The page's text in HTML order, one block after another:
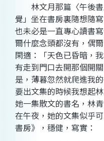
林文月那篇〈午後書
覺」坐在書房裏隨想隨
也未必是一直專心讀書
爾什麼念頭都沒有，偶
閑適：「天色已昏暗，
有走到門口去開那個開
是，薄暮忽然就爬進我
要出文集的時候我想起
她一集散文的書名，林
在午夜，她的文集似乎
書房》，穩健，寫實：